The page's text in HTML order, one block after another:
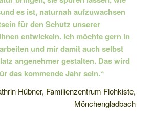
es ist, naturnah aufzuwachsen
für den Schutz unserer
entwickeln. Ich möchte gern in
und mir damit auch selbst
angenehmer gestalten. Das wird
das kommende Jahr sein.“
Hübner, Familienzentrum Flohkiste,
Mönchengladbach